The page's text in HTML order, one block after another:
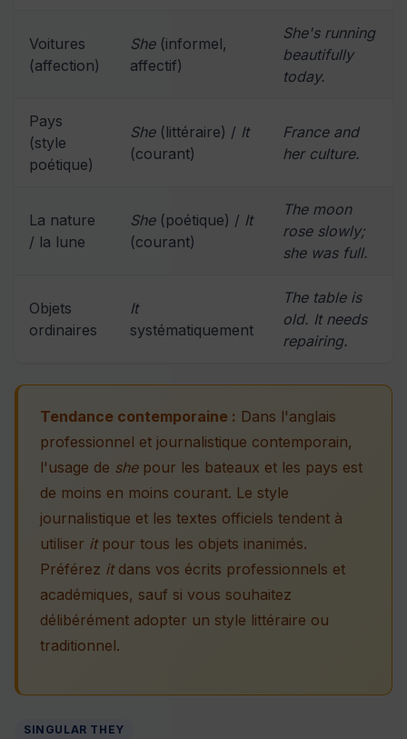
Voitures
(affection)
She(informel,
affectif)
She's running
beautifully
today.
Pays
(style
poétique)
She(littéraire) / It
(courant)
France and
her culture.
La nature
/ la lune
She(poétique) / It
(courant)
The moon
rose slowly;
she was full.
Objets
ordinaires
It
systématiquement
The table is
old. It needs
repairing.
Tendance contemporaine : Dans l'anglais
professionnel et journalistique contemporain,
l'usage de shepour les bateaux et les pays est
de moins en moins courant. Le style
journalistique et les textes officiels tendent à
utiliser itpour tous les objets inanimés.
Préférez itdans vos écrits professionnels et
académiques, sauf si vous souhaitez
délibérément adopter un style littéraire ou
traditionnel.
SINGULAR THEY